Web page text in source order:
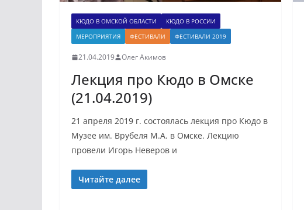
КЮДО В ОМСКОЙ ОБЛАСТИ
КЮДО В РОССИИ
МЕРОПРИЯТИЯ
ФЕСТИВАЛИ ФЕСТИВАЛИ 2019
21.04.2019 Олег Акимов
Лекция про Кюдо в Омске
(21.04.2019)
21 апреля 2019 г. состоялась лекция про Кюдо в
Музее им. Врубеля М.А. в Омске. Лекцию
провели Игорь Неверов и
Читайте далее